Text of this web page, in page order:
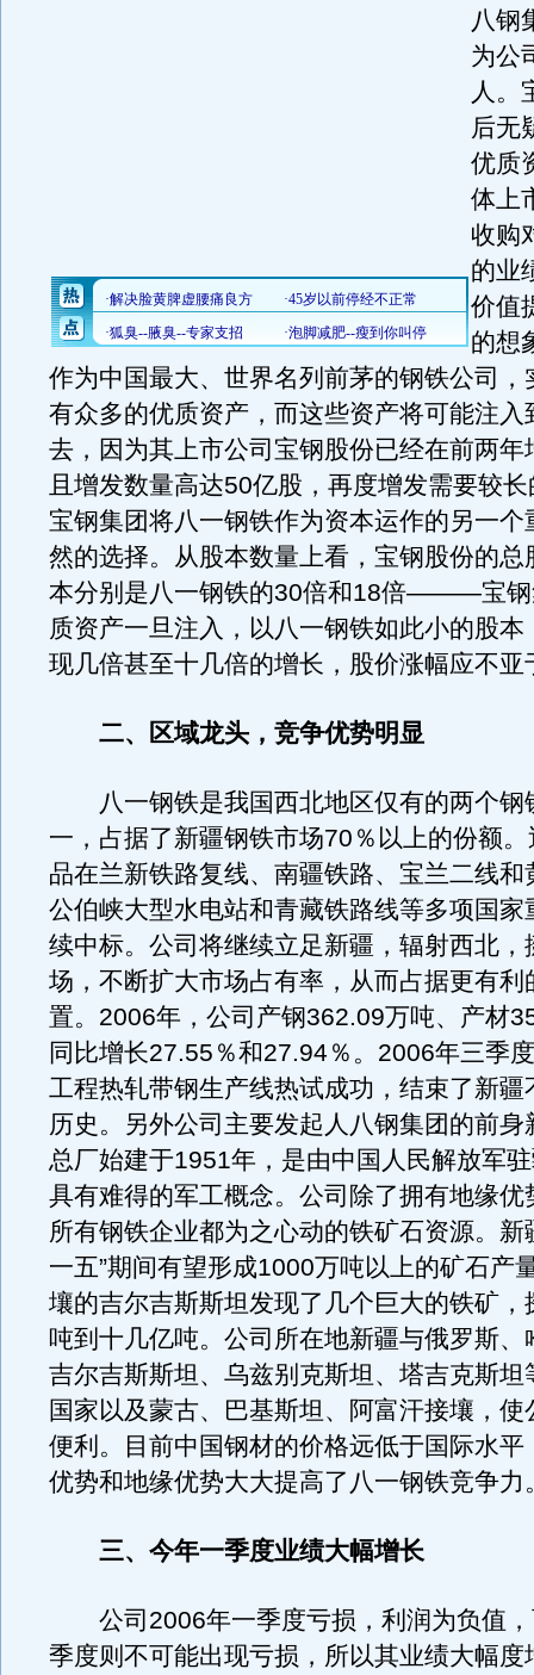
八钢
为公
人。
后无
优质
体上
收购
的业
价值
的想
作为中国最大、世界名列前茅的钢铁公司，
有众多的优质资产，而这些资产将可能注入
去，因为其上市公司宝钢股份已经在前两年
且增发数量高达50亿股，再度增发需要较
宝钢集团将八一钢铁作为资本运作的另一个
然的选择。从股本数量上看，宝钢股份的总
本分别是八一钢铁的30倍和18倍———宝钢
质资产一旦注入，以八一钢铁如此小的股本
现几倍甚至十几倍的增长，股价涨幅应不亚
二、区域龙头，竞争优势明显
八一钢铁是我国西北地区仅有的两个钢
一，占据了新疆钢铁市场70％以上的份额
品在兰新铁路复线、南疆铁路、宝兰二线和
公伯峡大型水电站和青藏铁路线等多项国家
续中标。公司将继续立足新疆，辐射西北，
场，不断扩大市场占有率，从而占据更有利
置。2006年，公司产钢362.09万吨、产材
同比增长27.55％和27.94％。2006年三季
工程热轧带钢生产线热试成功，结束了新疆
历史。另外公司主要发起人八钢集团的前身
总厂始建于1951年，是由中国人民解放军
具有难得的军工概念。公司除了拥有地缘优
所有钢铁企业都为之心动的铁矿石资源。新
一五”期间有望形成1000万吨以上的矿石产
壤的吉尔吉斯斯坦发现了几个巨大的铁矿，
吨到十几亿吨。公司所在地新疆与俄罗斯、
吉尔吉斯斯坦、乌兹别克斯坦、塔吉克斯坦
国家以及蒙古、巴基斯坦、阿富汗接壤，使
便利。目前中国钢材的价格远低于国际水平
优势和地缘优势大大提高了八一钢铁竞争力
三、今年一季度业绩大幅增长
公司2006年一季度亏损，利润为负值，
季度则不可能出现亏损，所以其业绩大幅度